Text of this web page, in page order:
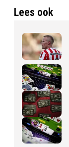
Lees ook